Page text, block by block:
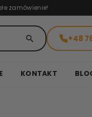
zamówienie!
search +48
KONTAKT